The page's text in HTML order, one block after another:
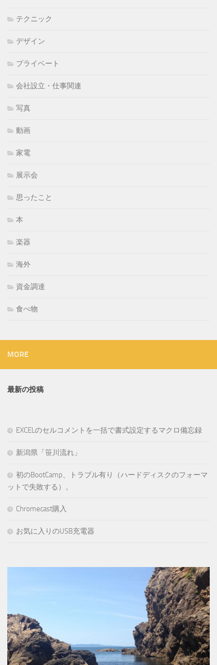
テクニック
デザイン
プライベート
会社設立・仕事関連
写真
動画
家電
展示会
思ったこと
本
楽器
海外
資金調達
食べ物
MORE
最新の投稿
EXCELのセルコメントを一括で書式設定するマクロ備忘録
新潟県「笹川流れ」
初のBootCamp、トラブル有り（ハードディスクのフォーマ
ットで失敗する）。
Chromecast購入
お気に入りのUSB充電器